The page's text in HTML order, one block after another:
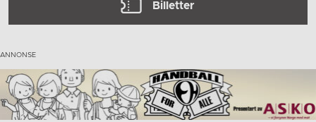
Billetter